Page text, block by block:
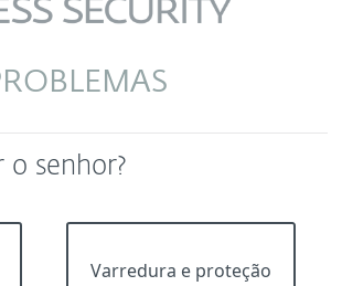
o senhor?
Varredura e proteção